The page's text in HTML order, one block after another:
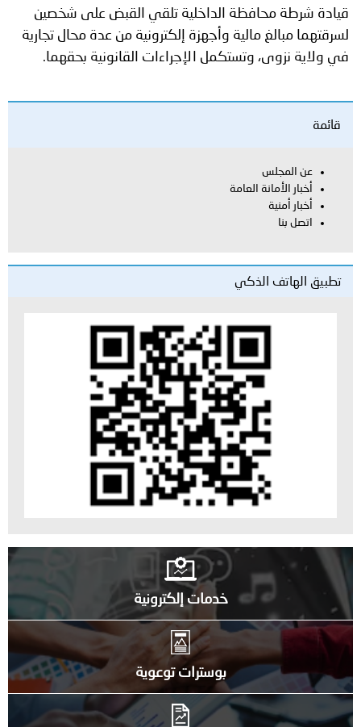
قيادة شرطة محافظة الداخلية تلقي القبض على شخصين
لسرقتهما مبالغ مالية وأجهزة إلكترونية من عدة محال تجارية
في ولاية نزوى، وتستكمل الإجراءات القانونية بحقهما.
قائمة
عن المجلس
أخبار الأمانة العامة
أخبار أمنية
اتصل بنا
تطبيق الهاتف الذكي
خدمات إلكترونية
بوسترات توعوية